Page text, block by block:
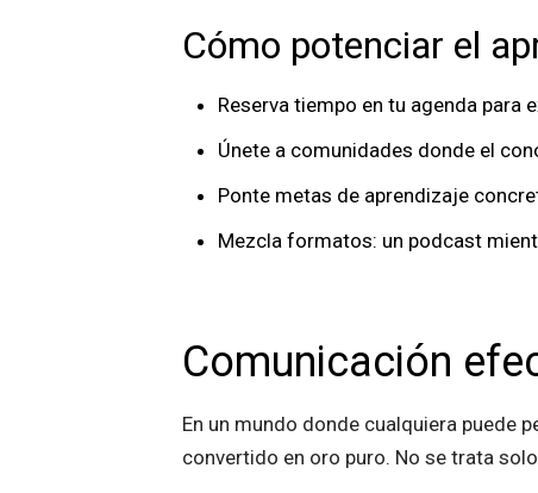
Cómo potenciar el
Reserva tiempo en tu agenda
Únete a comunidades donde el
Ponte metas de aprendizaje
Mezcla formatos: un podcast
Comunicación
En un mundo donde cualquiera puede
convertido en oro puro. No se trata